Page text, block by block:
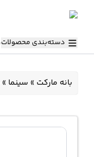
دسته‌بندی محصولات
بانه مارکت » سینما »